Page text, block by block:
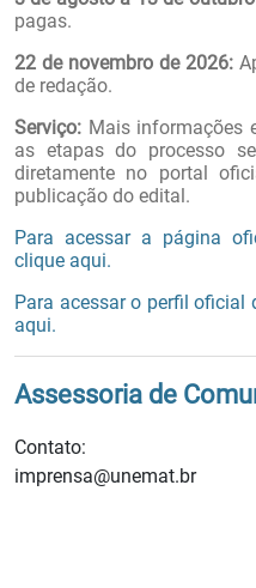
pagas.
22 de novembro de 2026:
de redação.
Serviço: Mais informações
as etapas do processo
diretamente no portal
publicação do edital.
Para acessar a página
clique aqui.
Para acessar o perfil oficial
aqui.
Assessoria de
Contato:
imprensa@unemat.br